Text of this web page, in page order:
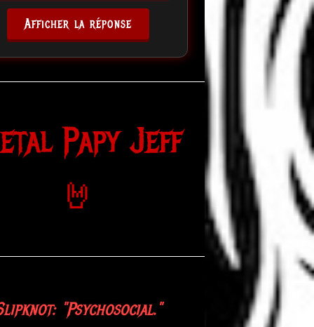
Afficher la réponse
Papy Jeff
🤘
"Psychosocial."